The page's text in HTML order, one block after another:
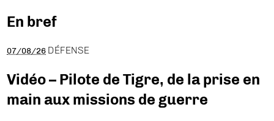
En bref
07/08/26 DÉFENSE
Vidéo – Pilote de Tigre, de la prise en
main aux missions de guerre